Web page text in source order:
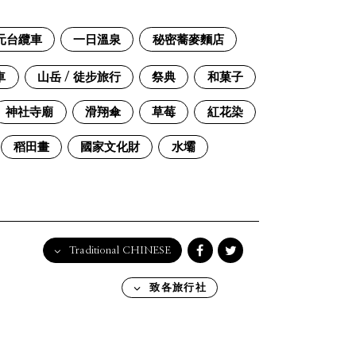
台纜車 一日溫泉 秘密蕎麥麵店
山岳 / 徒步旅行 祭典 和菓子
神社寺廟 滑翔傘 草莓 紅花染
稻田畫 國家文化財 水壩
Traditional CHINESE
English
致各旅行社